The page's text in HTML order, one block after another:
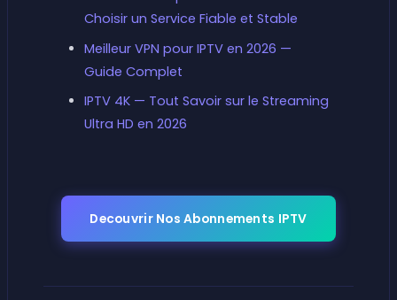
Choisir un Service Fiable et Stable
Meilleur VPN pour IPTV en 2026 —
Guide Complet
IPTV 4K — Tout Savoir sur le Streaming
Ultra HD en 2026
Decouvrir Nos Abonnements IPTV